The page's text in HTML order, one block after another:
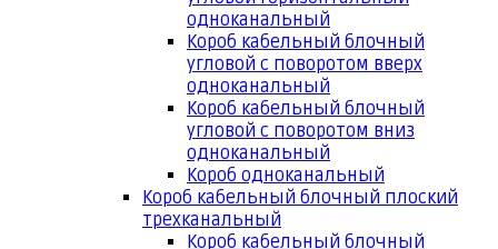
одноканальный
Короб кабельный блочный
угловой с поворотом вверх
одноканальный
Короб кабельный блочный
угловой с поворотом вниз
одноканальный
Короб одноканальный
Короб кабельный блочный плоский
трехканальный
Короб кабельный блочный